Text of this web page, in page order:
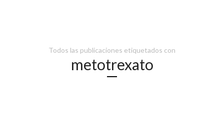
Todos las publicaciones etiquetados con
metotrexato